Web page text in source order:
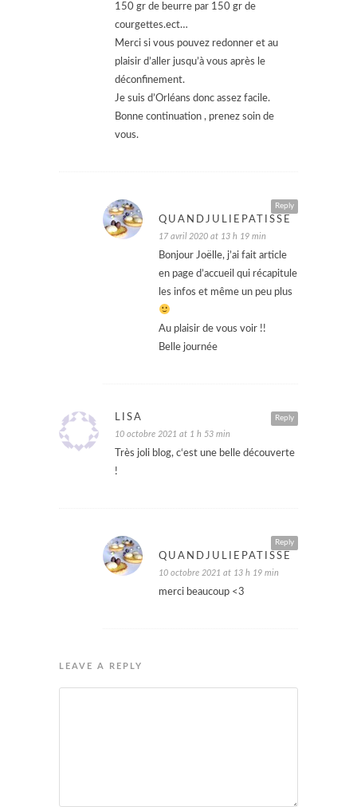
150 gr de beurre par 150 gr de
courgettes.ect…
Merci si vous pouvez redonner et au
plaisir d’aller jusqu’à vous après le
déconfinement.
Je suis d’Orléans donc assez facile.
Bonne continuation , prenez soin de
vous.
Reply
QUANDJULIEPATISSE
17 avril 2020 at 13 h 19 min
Bonjour Joëlle, j’ai fait article
en page d’accueil qui récapitule
les infos et même un peu plus
Au plaisir de vous voir !!
Belle journée
Reply
LISA
10 octobre 2021 at 1 h 53 min
Très joli blog, c‘est une belle découverte
!
Reply
QUANDJULIEPATISSE
10 octobre 2021 at 13 h 19 min
merci beaucoup <3
LEAVE A REPLY